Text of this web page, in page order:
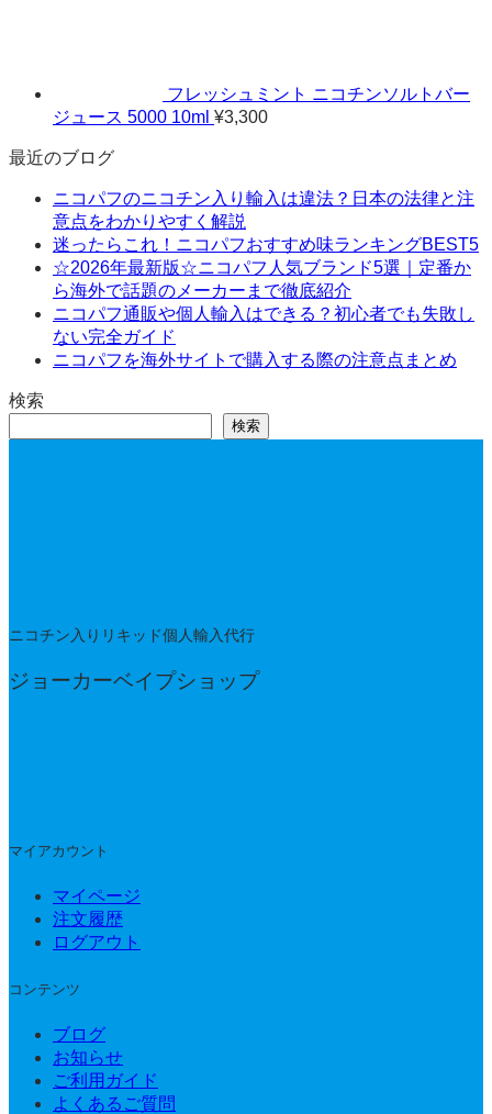
フレッシュミント ニコチンソルトバー
ジュース 5000 10ml ¥3,300
最近のブログ
ニコパフのニコチン入り輸入は違法？日本の法律と注
意点をわかりやすく解説
迷ったらこれ！ニコパフおすすめ味ランキングBEST5
☆2026年最新版☆ニコパフ人気ブランド5選｜定番か
ら海外で話題のメーカーまで徹底紹介
ニコパフ通販や個人輸入はできる？初心者でも失敗し
ない完全ガイド
ニコパフを海外サイトで購入する際の注意点まとめ
検索
検索
ニコチン入りリキッド個人輸入代行
ジョーカーベイプショップ
マイアカウント
マイページ
注文履歴
ログアウト
コンテンツ
ブログ
お知らせ
ご利用ガイド
よくあるご質問